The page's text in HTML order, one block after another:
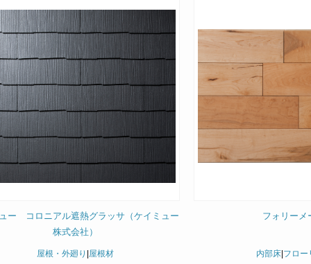
ー コロニアル遮熱グラッサ（ケイミュー
株式会社）
屋根・外廻り |屋根材
フォリーメ
内部床|フロー